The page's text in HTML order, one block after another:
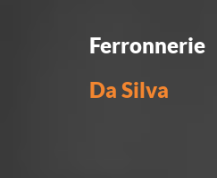
Ferronnerie
Da Silva